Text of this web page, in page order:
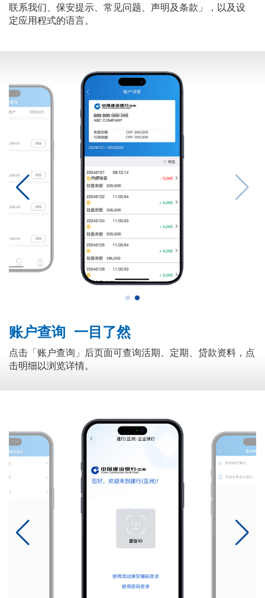
联系我们、保安提示、常见问题、声明及条款」，以及设
定应用程式的语言。
账户查询 一目了然
点击「账户查询」后页面可查询活期、定期、贷款资料，点
击明细以浏览详情。